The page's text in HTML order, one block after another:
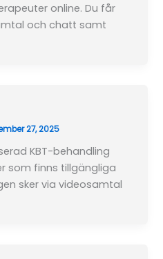
online. Du får
och chatt samt
27, 2025
KBT-behandling
som finns tillgängliga
sker via videosamtal